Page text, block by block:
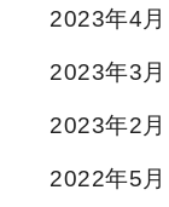
2023年4月
2023年3月
2023年2月
2022年5月